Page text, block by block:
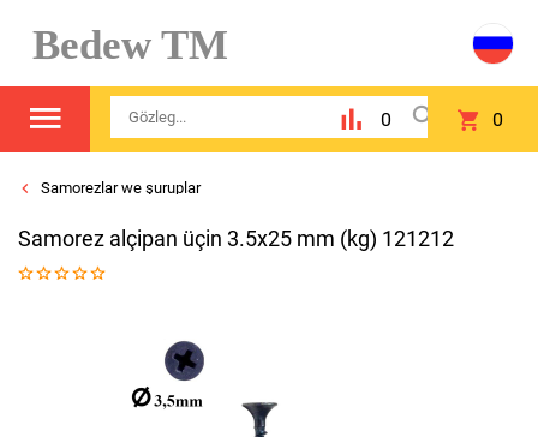
Bedew TM
0 0
Samorezlar we şuruplar
Samorez alçipan üçin 3.5x25 mm (kg) 121212